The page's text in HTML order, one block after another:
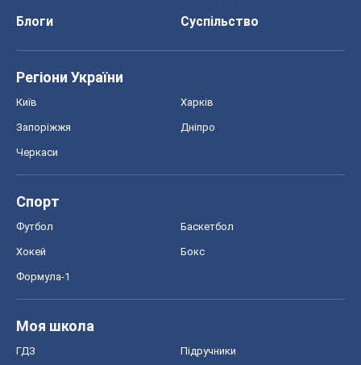
Блоги
Суспільство
Регіони України
Київ Харків
Запоріжжя Дніпро
Черкаси
Спорт
Футбол Баскетбол
Хокей Бокс
Формула-1
Моя школа
ГДЗ Підручники